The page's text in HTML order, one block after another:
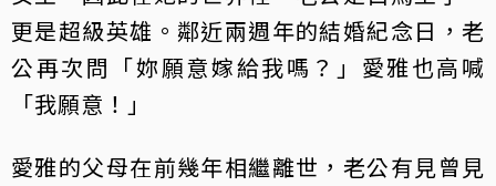
更是超級英雄。鄰近兩週年的結婚紀念日，老
公再次問「妳願意嫁給我嗎？」愛雅也高喊
「我願意！」
愛雅的父母在前幾年相繼離世，老公有見曾見